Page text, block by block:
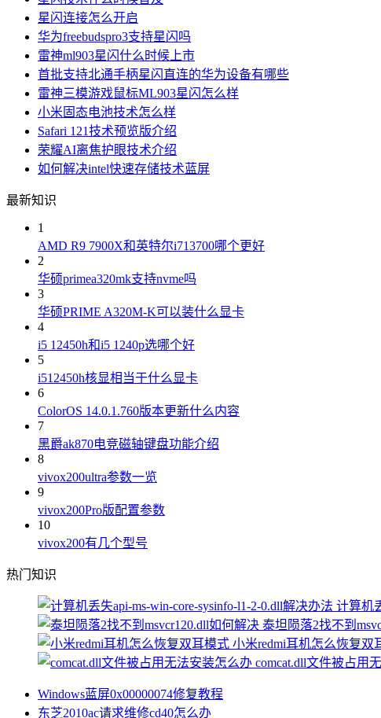
星闪连接怎么开启
华为freebudspro3支持星闪吗
雷神ml903星闪什么时候上市
首批支持北通手柄星闪直连的华为设备有哪些
雷神三模游戏鼠标ML903星闪怎么样
小米固态电池技术怎么样
Safari 121技术预览版介绍
荣耀AI离焦护眼技术介绍
如何解决intel快速存储技术蓝屏
最新知识
1
AMD R9 7900X和英特尔i713700哪个更好
2
华硕primea320mk支持nvme吗
3
华硕PRIME A320M-K可以装什么显卡
4
i5 12450h和i5 1240p选哪个好
5
i512450h核显相当于什么显卡
6
ColorOS 14.0.1.760版本更新什么内容
7
黑爵ak870电竞磁轴键盘功能介绍
8
vivox200ultra参数一览
9
vivox200Pro版配置参数
10
vivox200有几个型号
热门知识
计算机
泰坦陨落2找不到
小米redmi耳机怎么恢复双
comcat.dll文件被占用
Windows蓝屏0x00000074修复教程
东芝2010ac请求维修cd40怎么办